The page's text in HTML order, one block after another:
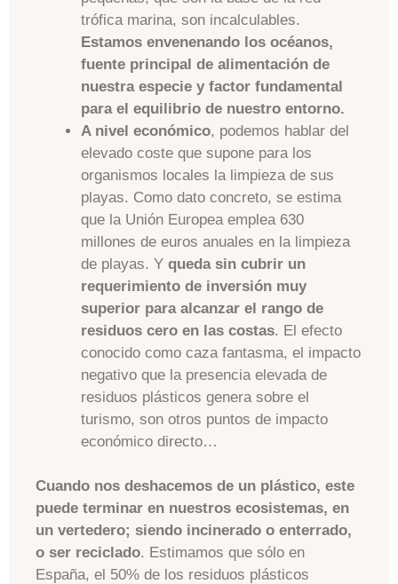
trófica marina, son incalculables.
Estamos envenenando los océanos,
fuente principal de alimentación de
nuestra especie y factor fundamental
para el equilibrio de nuestro entorno.
A nivel económico, podemos hablar del
elevado coste que supone para los
organismos locales la limpieza de sus
playas. Como dato concreto, se estima
que la Unión Europea emplea 630
millones de euros anuales en la limpieza
de playas. Y queda sin cubrir un
requerimiento de inversión muy
superior para alcanzar el rango de
residuos cero en las costas. El efecto
conocido como caza fantasma, el impacto
negativo que la presencia elevada de
residuos plásticos genera sobre el
turismo, son otros puntos de impacto
económico directo…
Cuando nos deshacemos de un plástico, este
puede terminar en nuestros ecosistemas, en
un vertedero; siendo incinerado o enterrado,
o ser reciclado. Estimamos que sólo en
España, el 50% de los residuos plásticos